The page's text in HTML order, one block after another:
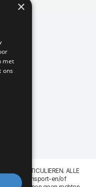
en PARTICULIEREN. ALLE
B.T.W. Transport-en/of
×
met
ons